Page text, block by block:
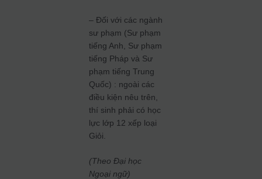
– Đối với các ngành
sư phạm (Sư phạm
tiếng Anh, Sư phạm
tiếng Pháp và Sư
phạm tiếng Trung
Quốc) : ngoài các
điều kiện nêu trên,
thí sinh phải có học
lực lớp 12 xếp loại
Giỏi.
(Theo Đại học
Ngoại ngữ)